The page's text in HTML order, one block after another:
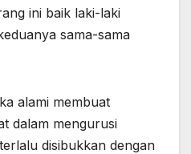
ini baik laki-laki
sama-sama
alami membuat
dalam mengurusi
disibukkan dengan